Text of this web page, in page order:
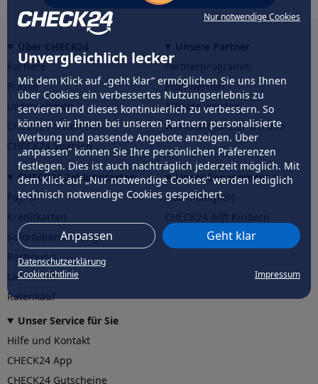
Nur notwendige Cookies
Unvergleichlich lecker
Mit dem Klick auf „geht klar” ermöglichen Sie uns Ihnen
über Cookies ein verbessertes Nutzungserlebnis zu
servieren und dieses kontinuierlich zu verbessern. So
können wir Ihnen bei unseren Partnern personalisierte
Werbung und passende Angebote anzeigen. Über
„anpassen” können Sie Ihre persönlichen Präferenzen
festlegen. Dies ist auch nachträglich jederzeit möglich. Mit
dem Klick auf „Nur notwendige Cookies” werden lediglich
technisch notwendige Cookies gespeichert.
Anpassen Geht klar
Datenschutzerklärung
Cookierichtlinie
Impressum
Karriere
Presse
Unternehmen
CHECK24 Österreich
CHECK24 Spanien
Partnerprogramm
Profi werden
Affiliate werden
Werkstattpartner werden
CHECK24 Zahlungsarten
PayPal
Sofortüberweisung
Rechnung
Lastschrift
Ratenkauf
Unser Engagement
Nachhaltigkeit
CHECK24hilftder Natur
Unser Service für Sie
Hilfe und Kontakt
CHECK24 App
CHECK24 Gutscheine